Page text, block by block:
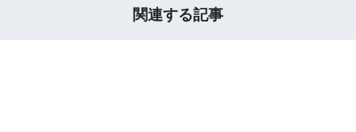
関連する記事